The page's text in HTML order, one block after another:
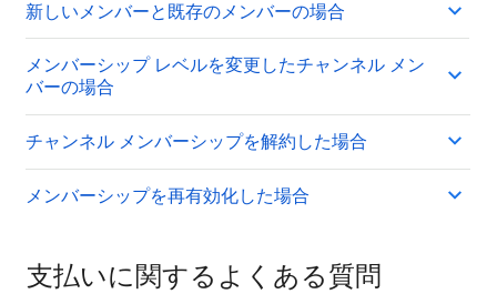
新しいメンバーと既存のメンバーの場合
メンバーシップ レベルを変更したチャンネル メン
バーの場合
チャンネル メンバーシップを解約した場合
メンバーシップを再有効化した場合
支払いに関するよくある質問